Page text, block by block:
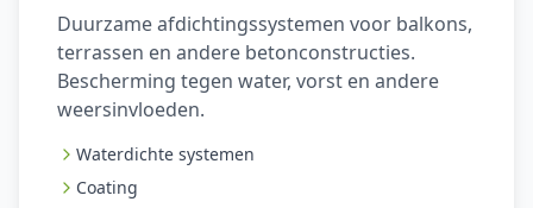
Duurzame afdichtingssystemen voor balkons,
terrassen en andere betonconstructies.
Bescherming tegen water, vorst en andere
weersinvloeden.
Waterdichte systemen
Coating